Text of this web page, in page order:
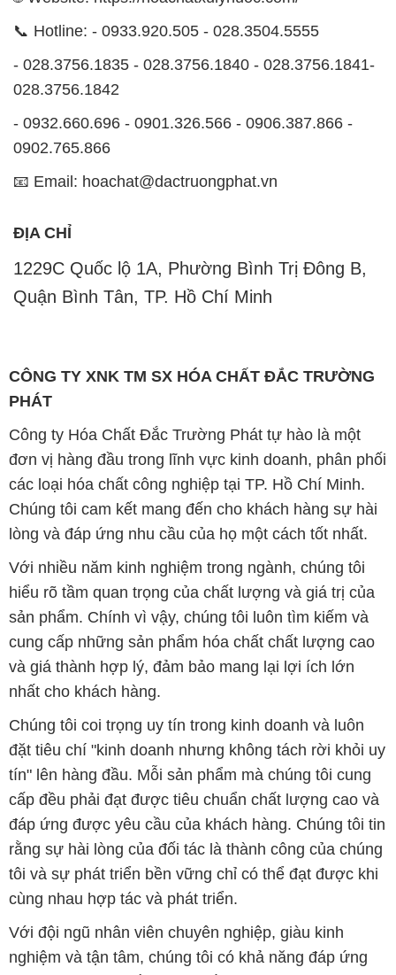
📞 Hotline: - 0933.920.505 - 028.3504.5555
- 028.3756.1835 - 028.3756.1840 - 028.3756.1841-
028.3756.1842
- 0932.660.696 - 0901.326.566 - 0906.387.866 -
0902.765.866
📧 Email: hoachat@dactruongphat.vn
ĐỊA CHỈ
1229C Quốc lộ 1A, Phường Bình Trị Đông B,
Quận Bình Tân, TP. Hồ Chí Minh
CÔNG TY XNK TM SX HÓA CHẤT ĐẮC TRƯỜNG
PHÁT
Công ty Hóa Chất Đắc Trường Phát tự hào là một
đơn vị hàng đầu trong lĩnh vực kinh doanh, phân phối
các loại hóa chất công nghiệp tại TP. Hồ Chí Minh.
Chúng tôi cam kết mang đến cho khách hàng sự hài
lòng và đáp ứng nhu cầu của họ một cách tốt nhất.
Với nhiều năm kinh nghiệm trong ngành, chúng tôi
hiểu rõ tầm quan trọng của chất lượng và giá trị của
sản phẩm. Chính vì vậy, chúng tôi luôn tìm kiếm và
cung cấp những sản phẩm hóa chất chất lượng cao
và giá thành hợp lý, đảm bảo mang lại lợi ích lớn
nhất cho khách hàng.
Chúng tôi coi trọng uy tín trong kinh doanh và luôn
đặt tiêu chí "kinh doanh nhưng không tách rời khỏi uy
tín" lên hàng đầu. Mỗi sản phẩm mà chúng tôi cung
cấp đều phải đạt được tiêu chuẩn chất lượng cao và
đáp ứng được yêu cầu của khách hàng. Chúng tôi tin
rằng sự hài lòng của đối tác là thành công của chúng
tôi và sự phát triển bền vững chỉ có thể đạt được khi
cùng nhau hợp tác và phát triển.
Với đội ngũ nhân viên chuyên nghiệp, giàu kinh
nghiệm và tận tâm, chúng tôi có khả năng đáp ứng